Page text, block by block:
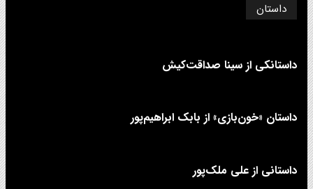
داستان
داستانکی از سینا صداقت‌کیش
داستان «خون‌بازی» از بابک ابراهیم‌پور
داستانی از علی‌ ملک‌پور